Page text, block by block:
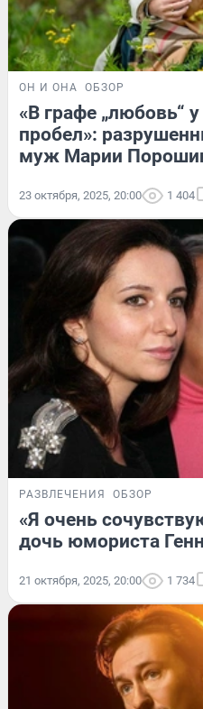
ОН И ОНА ОБЗОР
«В графе „любовь“
пробел»:
муж Марии
23 октября, 2025, 20:00 1 404
РАЗВЛЕЧЕНИЯ ОБЗОР
«Я очень
дочь юмориста
21 октября, 2025, 20:00 1 734